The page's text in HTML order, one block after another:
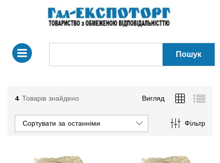
Пошук
4 Товарів знайдено Вигляд
Фільтр
Сортувати за останніми